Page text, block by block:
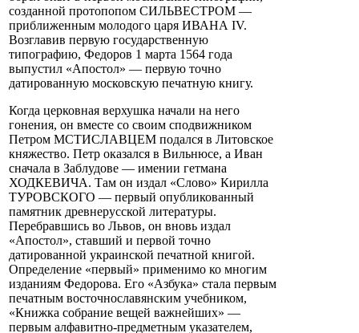
созданной протопопом СИЛЬВЕСТРОМ —
приближенным молодого царя ИВАНА IV.
Возглавив первую государственную
типографию, Федоров 1 марта 1564 года
выпустил «Апостол» — первую точно
датированную московскую печатную книгу.
Когда церковная верхушка начали на него
гонения, он вместе со своим сподвижником
Петром МСТИСЛАВЦЕМ подался в Литовское
княжество. Петр оказался в Вильнюсе, а Иван
сначала в Заблудове — имении гетмана
ХОДКЕВИЧА. Там он издал «Слово» Кирилла
ТУРОВСКОГО — первый опубликованный
памятник древнерусской литературы.
Перебравшись во Львов, он вновь издал
«Апостол», ставший и первой точно
датированной украинской печатной книгой.
Определение «первый» применимо ко многим
изданиям Федорова. Его «Азбука» стала первым
печатным восточнославянским учебником,
«Книжка собрание вещей важнейших» —
первым алфавитно-предметным указателем,